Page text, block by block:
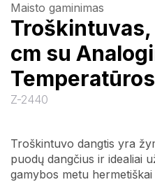
Maisto gaminimas
cm su
Z-2440
Troškintuvo dangtis yra
puodų dangčius ir idealiai
gamybos metu